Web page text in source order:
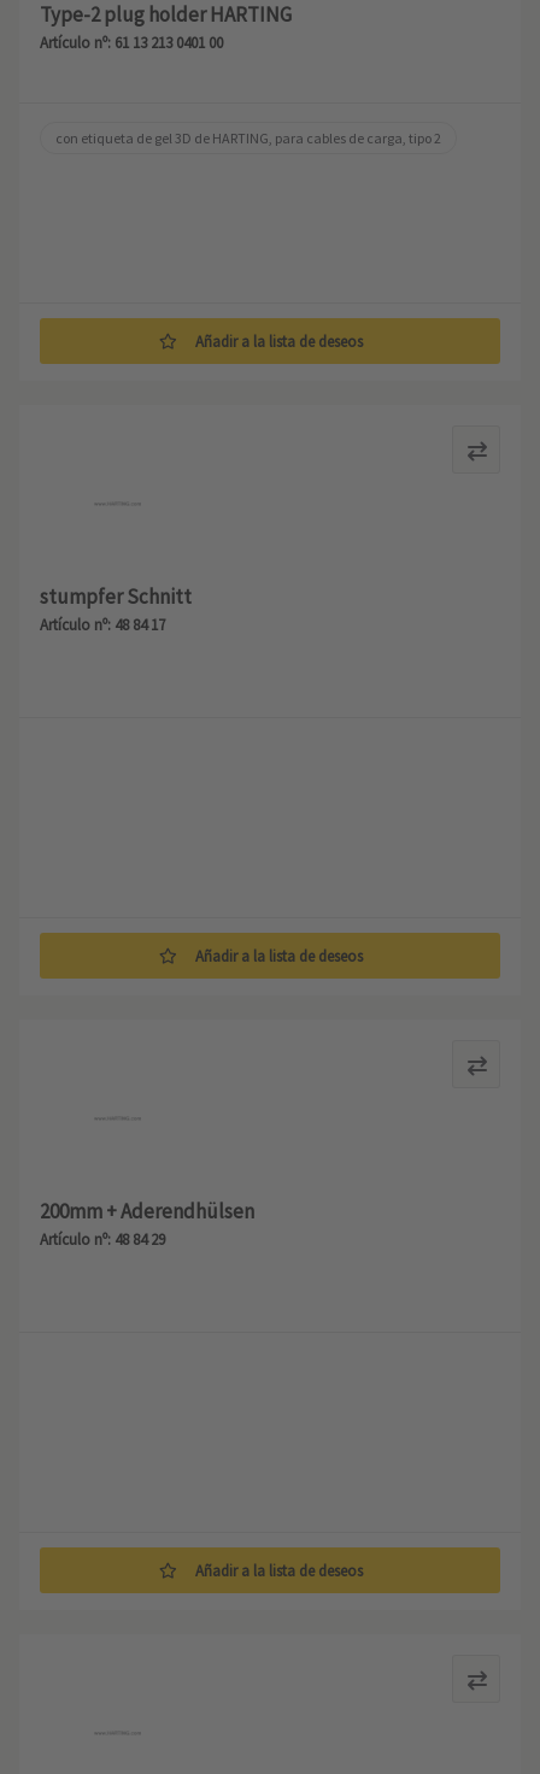
Type-2 plug holder HARTING
Artículo nº: 61 13 213 0401 00
con etiqueta de gel 3D de HARTING, para cables de carga, tipo 2
Añadir a la lista de deseos
stumpfer Schnitt
Artículo nº: 48 84 17
Añadir a la lista de deseos
200mm + Aderendhülsen
Artículo nº: 48 84 29
Añadir a la lista de deseos